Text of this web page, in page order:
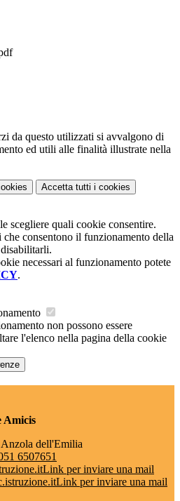
da questo utilizzati si avvalgono di
ed utili alle finalità illustrate nella
Accetta tutti i cookies
scegliere quali cookie consentire.
consentono il funzionamento della
necessari al funzionamento potete
.
non possono essere
l'elenco nella pagina della cookie
Amicis
dell'Emilia
6507651
Link per inviare una mail
Link per inviare una mail